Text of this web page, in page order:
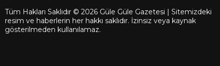
Gizlilik Politikası
gulegule.com.tr e-bültenine abone olarak, tarafınıza haber,
duyuru ve kampanya içerikli e-postaların gönderilmesini kabul
Tüm Hakları Saklıdır © 2026 Güle Güle Gazetesi | Sitemizdeki
resim ve haberlerin her hakkı saklıdır. İzinsiz veya kaynak
gösterilmeden kullanılamaz.